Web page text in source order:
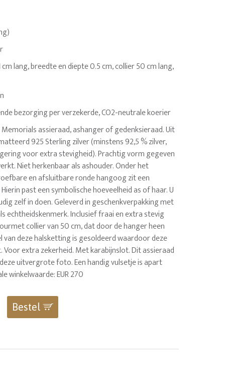
cm lang, breedte en diepte 0.5 cm, collier 50 cm lang,
bezorging per verzekerde, CO2-neutrale koerier
assieraad, ashanger of gedenksieraad. Uit
925 Sterling zilver (minstens 92,5 % zilver,
voor extra stevigheid). Prachtig vorm gegeven
Niet herkenbaar als ashouder. Onder het
en afsluitbare ronde hangoog zit een
past een symbolische hoeveelheid as of haar. U
zelf in doen. Geleverd in geschenkverpakking met
echtheidskenmerk. Inclusief fraai en extra stevig
collier van 50 cm, dat door de hanger heen
van deze halsketting is gesoldeerd waardoor deze
extra zekerheid. Met karabijnslot. Dit assieraad
uitvergrote foto. Een handig vulsetje is apart
winkelwaarde: EUR 270
Bestel